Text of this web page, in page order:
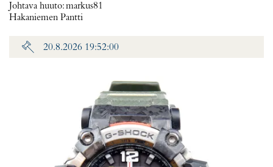
Johtava huuto:markus81
Hakaniemen Pantti
20.8.2026 19:52:00